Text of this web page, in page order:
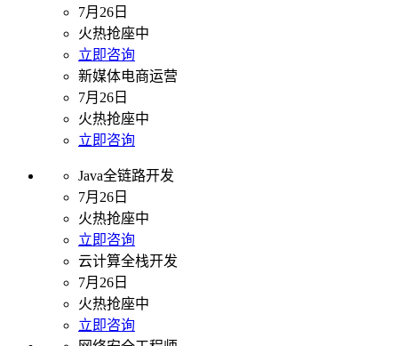
7月26日
火热抢座中
立即咨询
新媒体电商运营
7月26日
火热抢座中
立即咨询
Java全链路开发
7月26日
火热抢座中
立即咨询
云计算全栈开发
7月26日
火热抢座中
立即咨询